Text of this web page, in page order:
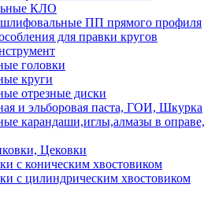
КЛО
ПП прямого профиля
для правки кругов
головки
круги
отрезные диски
и эльборовая паста, ГОИ, Шкурка
карандаши,иглы,алмазы в оправе,
Цековки
с коническим хвостовиком
с цилиндрическим хвостовиком